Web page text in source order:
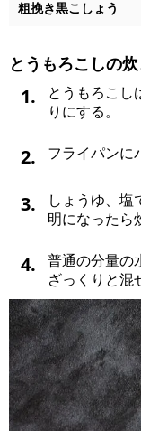
粗挽き黒こしょう
とうもろこしの
1.
とうもろこし
りにする。
2. フライパンに
3.
しょうゆ、塩
明になったら
4.
普通の分量の
ざっくりと混